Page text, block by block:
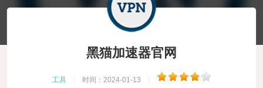
黑猫加速器官网
工具 时间：2024-01-13